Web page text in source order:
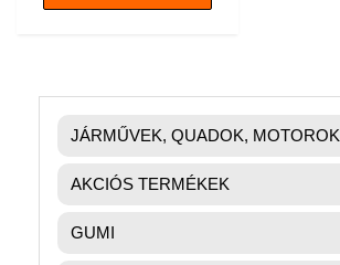
JÁRMŰVEK, QUADOK, MOTOROK
AKCIÓS TERMÉKEK
GUMI